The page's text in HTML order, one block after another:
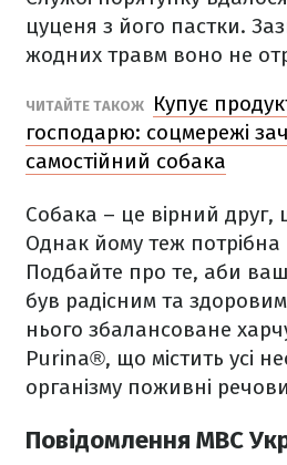
цуценя з його пастки.
жодних травм воно не
ЧИТАЙТЕ ТАКОЖ
Купує
господарю: соцмережі
самостійний собака
Собака – це вірний
Однак йому теж
Подбайте про те, аби
був радісним та
нього збалансоване
Purina®, що містить усі
організму поживні
Повідомлення МВС